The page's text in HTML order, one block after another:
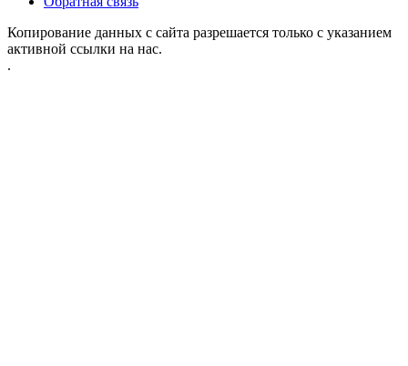
Копирование данных с сайта разрешается только с указанием
активной ссылки на нас.
.